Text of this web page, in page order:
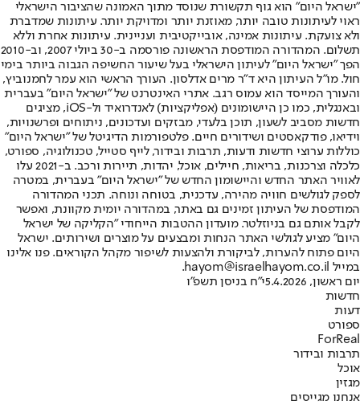
"ישראל היום" הוא גוף תקשורת שנוסד מתוך האמונה שהציבור הישראלי
ראוי לעיתונות טובה יותר, מאוזנת יותר ומדויקת יותר. עיתונות שמדברת
ולא צועקת. עיתונות אמינה, אובייקטיבית ועניינית. עיתונות אחרת וללא
תשלום. המהדורה המודפסת הראשונה פורסמה ב-30 ביולי 2007, וב-2010
הפך "ישראל היום" לעיתון הישראלי בעל שיעור החשיפה הגבוה ביותר בימי
חול. מו"ל העיתון היא ד"ר מרים אדלסון. העורך הראשי הוא עמר לחמנוביץ,
והעורך המייסד הוא עמוס רגב. אתרי האינטרנט של "ישראל היום" בעברית
ובאנגלית, כמו כן היישומונים (אפליקציות) לאנדרואיד ול-iOS, מציגים
חדשות מסביב לשעון, תוכן בלעדי, מבזקים ועדכונים, ניתוחים ופרשנויות,
וידיאו, פודקאסטים ושידורים חיים. פלטפורמות הדיגיטל של "ישראל היום"
כוללות ערוצי חדשות ודעות, תרבות ובידור, לייף סטייל, טכנולוגיה, ספורט,
כלכלה וצרכנות, בריאות, חיילים, אוכל, יהדות, תיירות ורכב. ב-2021 עלו
לאוויר האתר החדש והיישומון החדש של "ישראל היום" בעברית, במטרה
לספק לגולשים חוויה מהירה, עדכנית, בטוחה ונוחה. תכני המהדורה
המודפסת של העיתון זמינים גם באתר, במהדורה יומית מקוונת, ואפשר
לקבל אותם גם בניוזלטר. מועדון ההטבות הייחודי "הקליקה של ישראל
היום" מציע לגולשי האתר הנחות ומבצעים על מוצרים ושירותים. ישראל
היום פתוח להערות, לביקורת ולהצעות לשיפור מקהל הקוראים. פנו אלינו
במייל hayom@israelhayom.co.il.
יום ראשון, 5.4.2026
י"ח בניסן תשפ"ו
חדשות
דעות
ספורט
ForReal
תרבות ובידור
אוכל
מגזין
אנחנו מגייסים